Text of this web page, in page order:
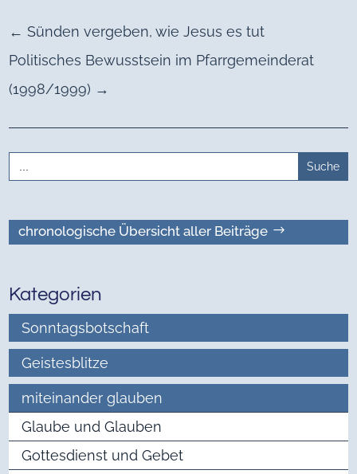
← Sünden vergeben, wie Jesus es tut
Politisches Bewusstsein im Pfarrgemeinderat
(1998/1999) →
Search
for:
chronologische Übersicht aller Beiträge
Kategorien
Sonntagsbotschaft
Geistesblitze
miteinander glauben
Glaube und Glauben
Gottesdienst und Gebet